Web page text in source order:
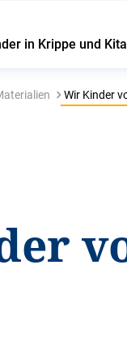
in Krippe und Kita
Wir Kinder